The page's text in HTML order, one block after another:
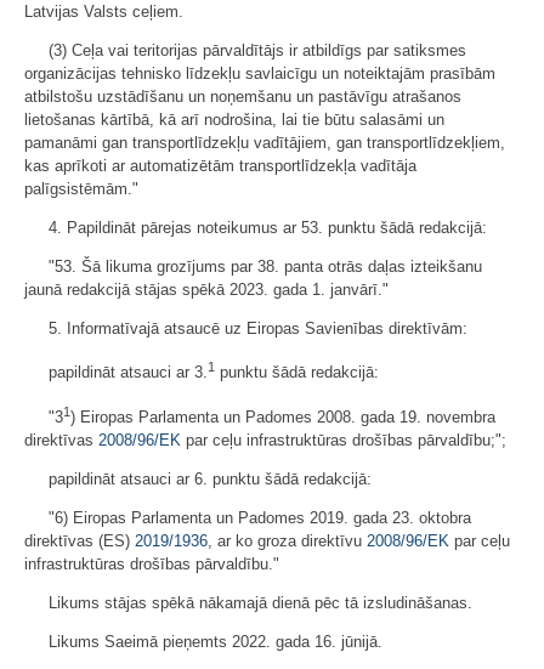
Latvijas Valsts ceļiem.
(3) Ceļa vai teritorijas pārvaldītājs ir atbildīgs par satiksmes
organizācijas tehnisko līdzekļu savlaicīgu un noteiktajām prasībām
atbilstošu uzstādīšanu un noņemšanu un pastāvīgu atrašanos
lietošanas kārtībā, kā arī nodrošina, lai tie būtu salasāmi un
pamanāmi gan transportlīdzekļu vadītājiem, gan transportlīdzekļiem,
kas aprīkoti ar automatizētām transportlīdzekļa vadītāja
palīgsistēmām."
4. Papildināt pārejas noteikumus ar 53. punktu šādā redakcijā:
"53. Šā likuma grozījums par 38. panta otrās daļas izteikšanu
jaunā redakcijā stājas spēkā 2023. gada 1. janvārī."
5. Informatīvajā atsaucē uz Eiropas Savienības direktīvām:
papildināt atsauci ar 3.1 punktu šādā redakcijā:
"31) Eiropas Parlamenta un Padomes 2008. gada 19. novembra
direktīvas 2008/96/EK par ceļu infrastruktūras drošības pārvaldību;";
papildināt atsauci ar 6. punktu šādā redakcijā:
"6) Eiropas Parlamenta un Padomes 2019. gada 23. oktobra
direktīvas (ES) 2019/1936 , ar ko groza direktīvu 2008/96/EK par ceļu
infrastruktūras drošības pārvaldību."
Likums stājas spēkā nākamajā dienā pēc tā izsludināšanas.
Likums Saeimā pieņemts 2022. gada 16. jūnijā.